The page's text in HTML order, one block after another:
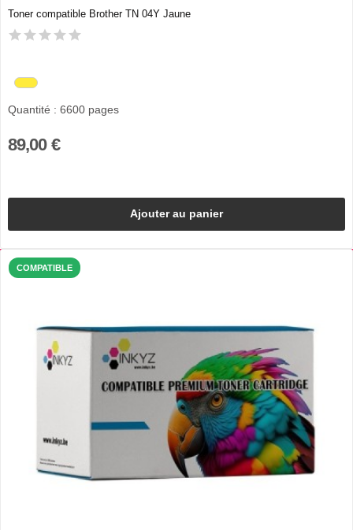
Toner compatible Brother TN 04Y Jaune
Quantité : 6600 pages
89,00 €
Ajouter au panier
COMPATIBLE